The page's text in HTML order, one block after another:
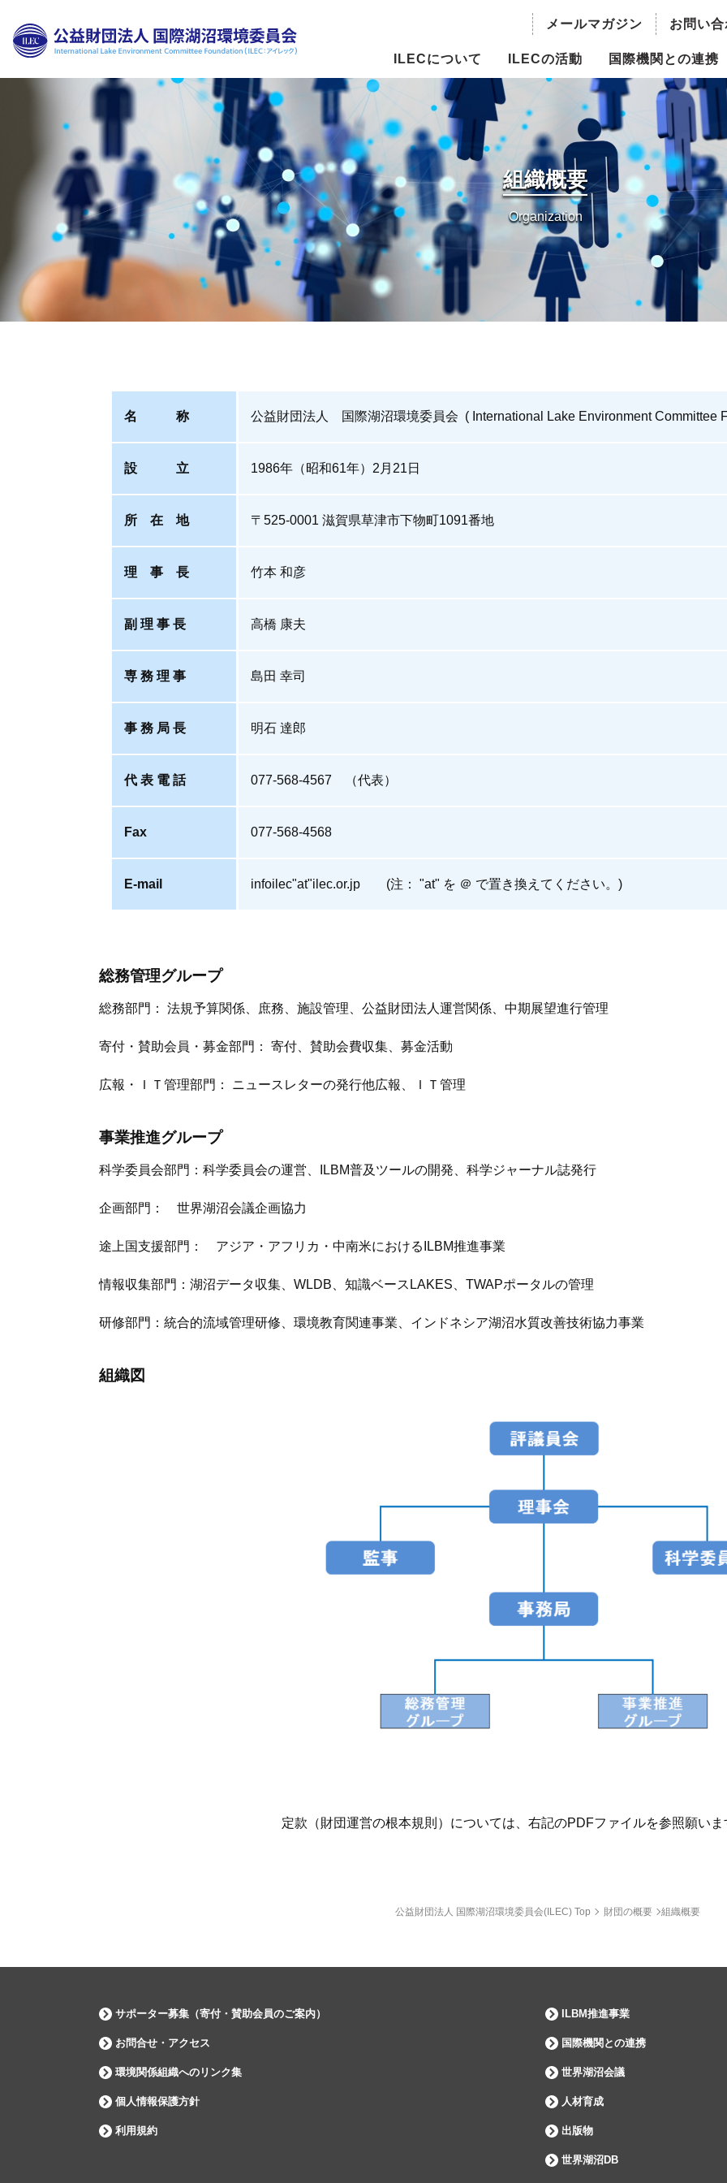
メールマガジン お問い合
ILECについて
財団の概要
理事長ご挨拶
評議員・役員
組織概要
科学委員会
ILECの活動
持続可能な水資源利用のための湖
沼流域管理
ILBM推進事業
国際越境水域評価プログラム
（TWAP）- 湖沼グループ
人材育成
世界湖沼会議
これまでの湖沼会議
国際機関との連携
国際機関との連携
世界の水議論における湖
主流化
組織概要
Organization
名 称 公益財団法人 国際湖沼環境委員会 ( International Lake Environment Committee
設 立 1986年（昭和61年）2月21日
所 在 地 〒525-0001 滋賀県草津市下物町1091番地
理 事 長 竹本 和彦
副 理 事 長 高橋 康夫
専 務 理 事 島田 幸司
事 務 局 長 明石 達郎
代 表 電 話 077-568-4567 （代表）
Fax 077-568-4568
E-mail infoilec"at"ilec.or.jp (注： "at" を ＠ で置き換えてください。)
総務管理グループ
総務部門： 法規予算関係、庶務、施設管理、公益財団法人運営関係、中期展望進行管理
寄付・賛助会員・募金部門： 寄付、賛助会費収集、募金活動
広報・ＩＴ管理部門： ニュースレターの発行他広報、ＩＴ管理
事業推進グループ
科学委員会部門：科学委員会の運営、ILBM普及ツールの開発、科学ジャーナル誌発行
企画部門： 世界湖沼会議企画協力
途上国支援部門： アジア・アフリカ・中南米におけるILBM推進事業
情報収集部門：湖沼データ収集、WLDB、知識ベースLAKES、TWAPポータルの管理
研修部門：統合的流域管理研修、環境教育関連事業、インドネシア湖沼水質改善技術協力事業
組織図
定款（財団運営の根本規則）については、右記のPDFファイルを参照願い
公益財団法人 国際湖沼環境委員会(ILEC) Top 財団の概要 組織概要
ILBM推進事業
国際機関との連携
世界湖沼会議
人材育成
出版物
世界湖沼DB
サポーター募集（寄付・賛助会員のご案内）
お問合せ・アクセス
環境関係組織へのリンク集
個人情報保護方針
利用規約